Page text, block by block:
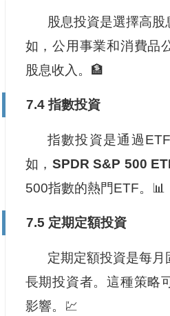
股息投資是選擇高
如，公用事業和消費品
股息收入。🏦
7.4 指數投資
指數投資是通過
如， SPDR S&P 500
500指數的熱門ETF。📊
7.5 定期定額投資
定期定額投資是每
長期投資者。這種策略
影響。💹